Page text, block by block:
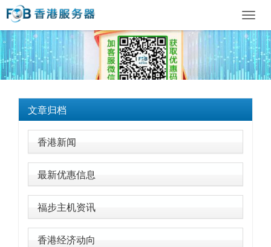
文章归档
香港新闻
最新优惠信息
福步主机资讯
香港经济动向